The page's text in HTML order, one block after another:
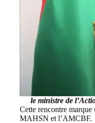
le ministre de
Cette rencontre marque
MAHSN et l’AMCBF.